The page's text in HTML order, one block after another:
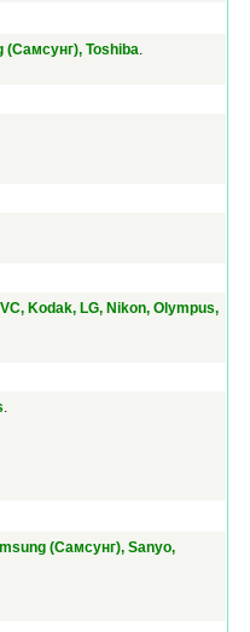
(Самсунг), Toshiba.
Kodak, LG, Nikon, Olympus,
.
(Самсунг), Sanyo,